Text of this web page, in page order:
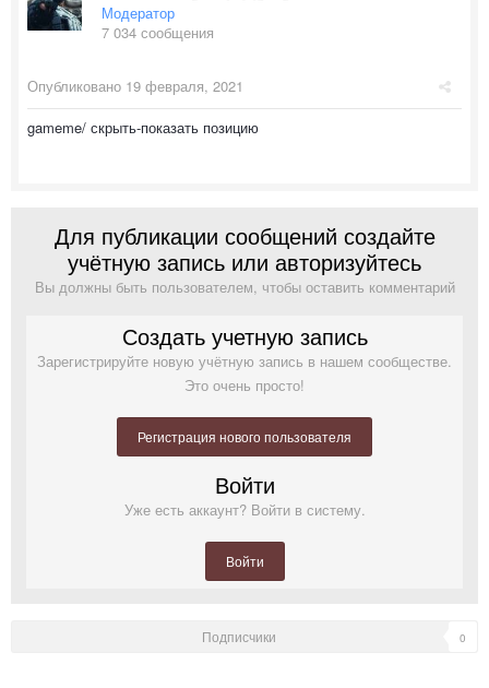
Модератор
7 034 сообщения
Опубликовано 19 февраля, 2021
gameme/ скрыть-показать позицию
Для публикации сообщений создайте
учётную запись или авторизуйтесь
Вы должны быть пользователем, чтобы оставить комментарий
Создать учетную запись
Зарегистрируйте новую учётную запись в нашем сообществе.
Это очень просто!
Регистрация нового пользователя
Войти
Уже есть аккаунт? Войти в систему.
Войти
Подписчики 0